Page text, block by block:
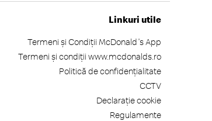
Linkuri utile
Termeni și Condiții McDonald's App
Termeni și condiții www.mcdonalds.ro
Politică de confidențialitate
CCTV
Declarație cookie
Regulamente